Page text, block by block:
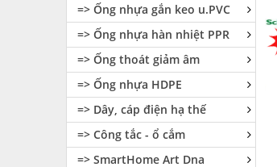
=> Ống nhựa gắn keo u.PVC
=> Ống nhựa hàn nhiệt PPR
=> Ống thoát giảm âm
=> Ống nhựa HDPE
=> Dây, cáp điện hạ thế
=> Công tắc - ổ cắm
=> SmartHome Art Dna